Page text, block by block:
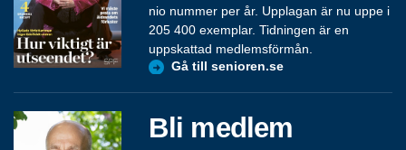
nio nummer per år. Upplagan är nu uppe i
205 400 exemplar. Tidningen är en
uppskattad medlemsförmån.
Gå till senioren.se
Bli medlem